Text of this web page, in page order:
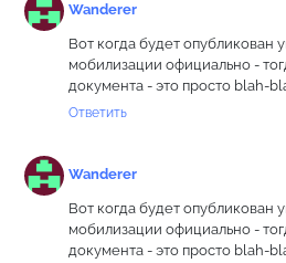
Wanderer
Вот когда будет опубликован
мобилизации официально -
документа - это просто blah-
Ответить
Wanderer
Вот когда будет опубликован
мобилизации официально -
документа - это просто blah-